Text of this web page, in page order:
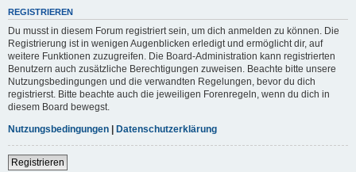
REGISTRIEREN
Du musst in diesem Forum registriert sein, um dich anmelden zu können. Die
Registrierung ist in wenigen Augenblicken erledigt und ermöglicht dir, auf
weitere Funktionen zuzugreifen. Die Board-Administration kann registrierten
Benutzern auch zusätzliche Berechtigungen zuweisen. Beachte bitte unsere
Nutzungsbedingungen und die verwandten Regelungen, bevor du dich
registrierst. Bitte beachte auch die jeweiligen Forenregeln, wenn du dich in
diesem Board bewegst.
Nutzungsbedingungen | Datenschutzerklärung
Registrieren